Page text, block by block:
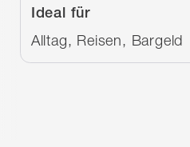
Ideal für
Alltag, Reisen, Bargeld